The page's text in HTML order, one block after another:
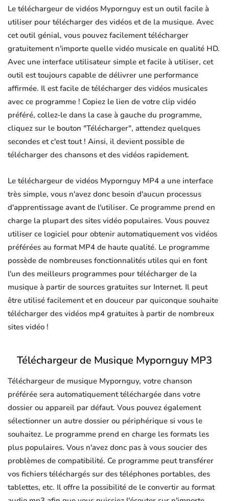
Le téléchargeur de vidéos Mypornguy est un outil facile à
utiliser pour télécharger des vidéos et de la musique. Avec
cet outil génial, vous pouvez facilement télécharger
gratuitement n'importe quelle vidéo musicale en qualité HD.
Avec une interface utilisateur simple et facile à utiliser, cet
outil est toujours capable de délivrer une performance
affirmée. Il est facile de télécharger des vidéos musicales
avec ce programme ! Copiez le lien de votre clip vidéo
préféré, collez-le dans la case à gauche du programme,
cliquez sur le bouton "Télécharger", attendez quelques
secondes et c'est tout ! Ainsi, il devient possible de
télécharger des chansons et des vidéos rapidement.
Le téléchargeur de vidéos Mypornguy MP4 a une interface
très simple, vous n'avez donc besoin d'aucun processus
d'apprentissage avant de l'utiliser. Ce programme prend en
charge la plupart des sites vidéo populaires. Vous pouvez
utiliser ce logiciel pour obtenir automatiquement vos vidéos
préférées au format MP4 de haute qualité. Le programme
possède de nombreuses fonctionnalités utiles qui en font
l'un des meilleurs programmes pour télécharger de la
musique à partir de sources gratuites sur Internet. Il peut
être utilisé facilement et en douceur par quiconque souhaite
télécharger des vidéos mp4 gratuites à partir de nombreux
sites vidéo !
Téléchargeur de Musique Mypornguy MP3
Téléchargeur de musique Mypornguy, votre chanson
préférée sera automatiquement téléchargée dans votre
dossier ou appareil par défaut. Vous pouvez également
sélectionner un autre dossier ou périphérique si vous le
souhaitez. Le programme prend en charge les formats les
plus populaires. Vous n'avez donc pas à vous soucier des
problèmes de compatibilité. Ce programme peut transférer
vos fichiers téléchargés sur des téléphones portables, des
tablettes, etc. Il offre la possibilité de le convertir au format